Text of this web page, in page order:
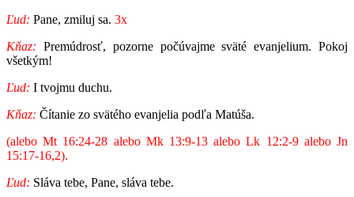
Ľud: Pane, zmiluj sa. 3x
Kňaz: Premúdrosť, pozorne počúvajme sväté evanjelium. Pokoj
všetkým!
Ľud: I tvojmu duchu.
Kňaz: Čítanie zo svätého evanjelia podľa Matúša.
(alebo Mt 16:24-28 alebo Mk 13:9-13 alebo Lk 12:2-9 alebo Jn
15:17-16,2).
Ľud: Sláva tebe, Pane, sláva tebe.